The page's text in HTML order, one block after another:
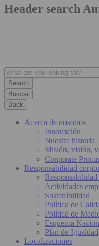
Header search
Buscar
Back
Acerca de nosotros
Innovación
Nuestra historia
Misión, visión,
Corporate
Responsabilidad
Actividades
Sostenibilidad
Política de
Política de
Esquema
Plan de Igualdad
Localizaciones